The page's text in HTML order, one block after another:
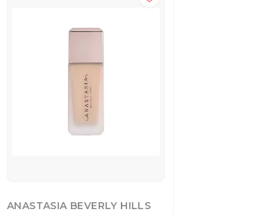
ANASTASIA BEVERLY HILLS